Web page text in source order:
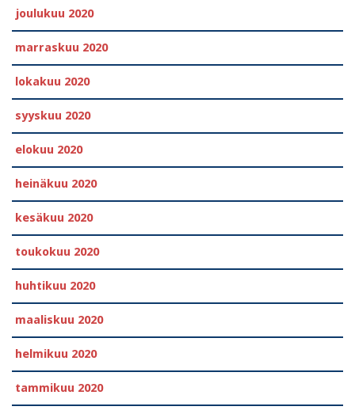
joulukuu 2020
marraskuu 2020
lokakuu 2020
syyskuu 2020
elokuu 2020
heinäkuu 2020
kesäkuu 2020
toukokuu 2020
huhtikuu 2020
maaliskuu 2020
helmikuu 2020
tammikuu 2020